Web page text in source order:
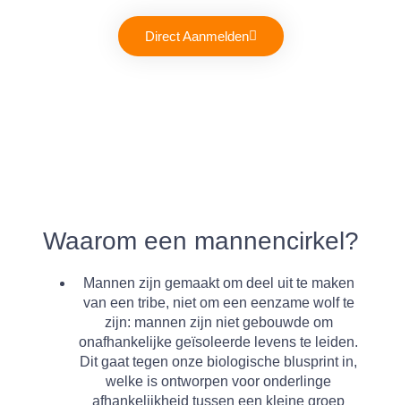
Direct Aanmelden
Waarom een mannencirkel?
Mannen zijn gemaakt om deel uit te maken
van een tribe, niet om een eenzame wolf te
zijn: mannen zijn niet gebouwde om
onafhankelijke geïsoleerde levens te leiden.
Dit gaat tegen onze biologische blusprint in,
welke is ontworpen voor onderlinge
afhankelijkheid tussen een kleine groep